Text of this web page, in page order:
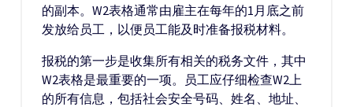
的副本。W2表格通常由雇主在每年的1月底之前
发放给员工，以便员工能及时准备报税材料。
报税的第一步是收集所有相关的税务文件，其中
W2表格是最重要的一项。员工应仔细检查W2上
的所有信息，包括社会安全号码、姓名、地址、